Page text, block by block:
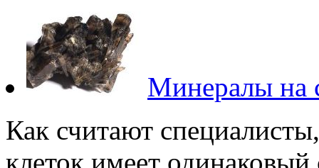
Минералы на
Как считают
клеток имеет